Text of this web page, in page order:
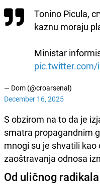
Tonino Picula,
kaznu moraju
Ministar
— Dom (@croarsenal)
December 16, 2025
S obzirom na to da je
smatra propagandnim
mnogi su je shvatili
zaoštravanja odnosa
Od uličnog